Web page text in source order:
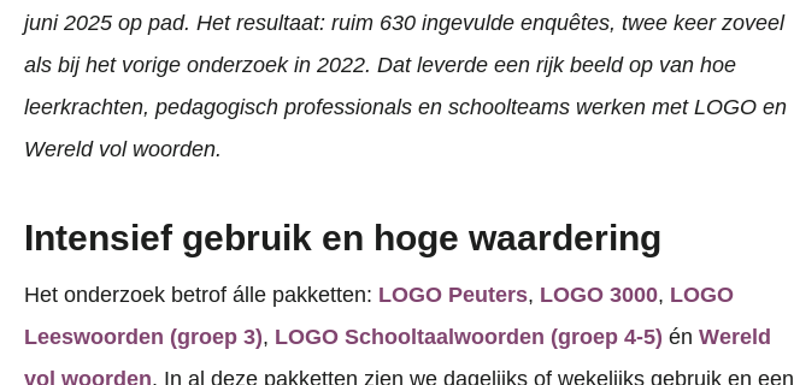
juni 2025 op pad. Het resultaat: ruim 630 ingevulde enquêtes, twee keer zoveel
als bij het vorige onderzoek in 2022. Dat leverde een rijk beeld op van hoe
leerkrachten, pedagogisch professionals en schoolteams werken met LOGO en
Wereld vol woorden.
Intensief gebruik en hoge waardering
Het onderzoek betrof álle pakketten: LOGO Peuters, LOGO 3000, LOGO
Leeswoorden (groep 3), LOGO Schooltaalwoorden (groep 4-5) én Wereld
vol woorden. In al deze pakketten zien we dagelijks of wekelijks gebruik en een